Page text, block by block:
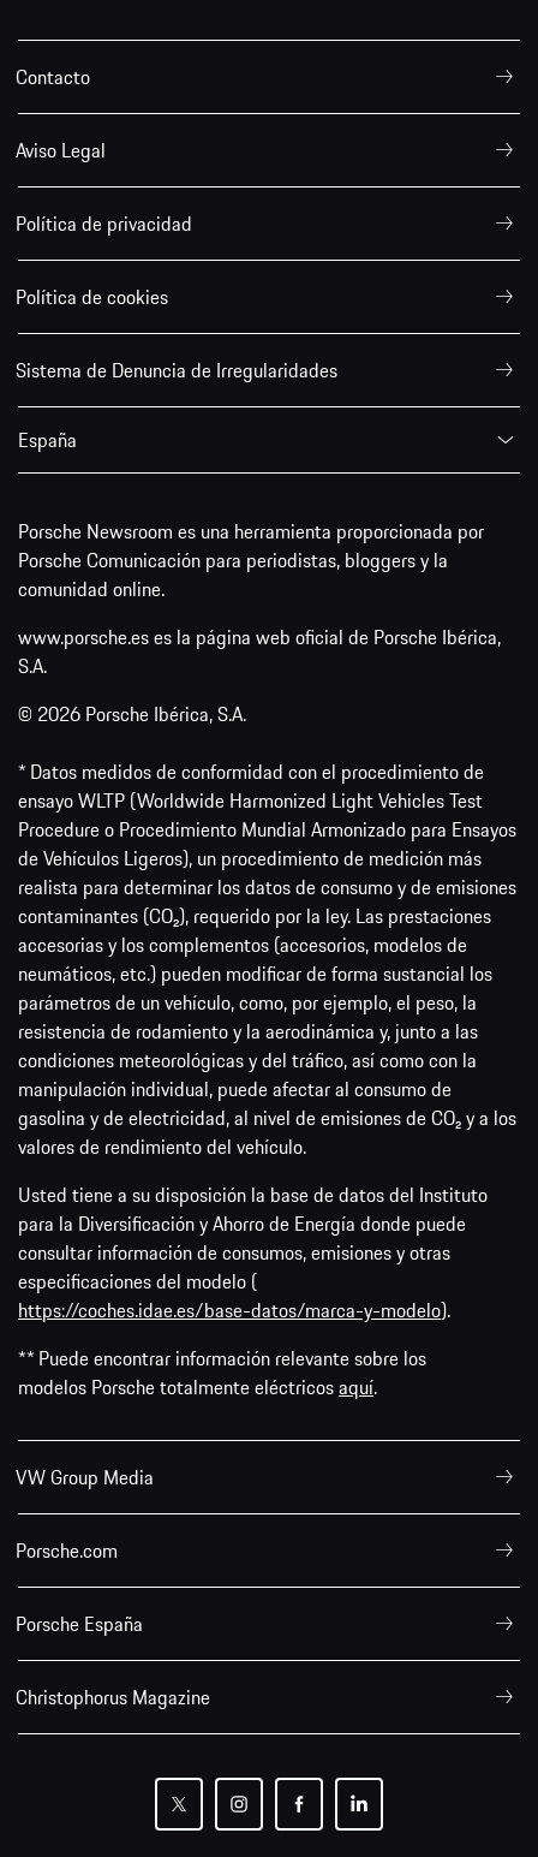
Contacto
Aviso Legal
Política de privacidad
Política de cookies
Sistema de Denuncia de Irregularidades
España
Porsche Newsroom es una herramienta proporcionada por
Porsche Comunicación para periodistas, bloggers y la
comunidad online.
www.porsche.es es la página web oficial de Porsche Ibérica,
S.A.
© 2026 Porsche Ibérica, S.A.
* Datos medidos de conformidad con el procedimiento de
ensayo WLTP (Worldwide Harmonized Light Vehicles Test
Procedure o Procedimiento Mundial Armonizado para Ensayos
de Vehículos Ligeros), un procedimiento de medición más
realista para determinar los datos de consumo y de emisiones
contaminantes (CO₂), requerido por la ley. Las prestaciones
accesorias y los complementos (accesorios, modelos de
neumáticos, etc.) pueden modificar de forma sustancial los
parámetros de un vehículo, como, por ejemplo, el peso, la
resistencia de rodamiento y la aerodinámica y, junto a las
condiciones meteorológicas y del tráfico, así como con la
manipulación individual, puede afectar al consumo de
gasolina y de electricidad, al nivel de emisiones de CO₂ y a los
valores de rendimiento del vehículo.
Usted tiene a su disposición la base de datos del Instituto
para la Diversificación y Ahorro de Energía donde puede
consultar información de consumos, emisiones y otras
especificaciones del modelo (
https://coches.idae.es/base-datos/marca-y-modelo).
** Puede encontrar información relevante sobre los
modelos Porsche totalmente eléctricosaquí.
VW Group Media
Porsche.com
Porsche España
Christophorus Magazine